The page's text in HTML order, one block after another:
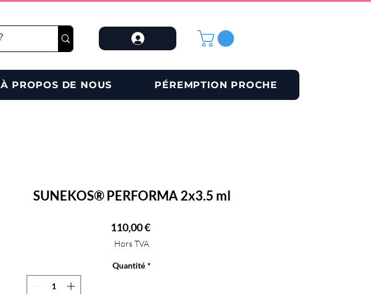
À PROPOS DE NOUS PÉREMPTION PROCHE
SUNEKOS® PERFORMA 2x3.5 ml
110,00 €Prix
Hors TVA
Quantité *